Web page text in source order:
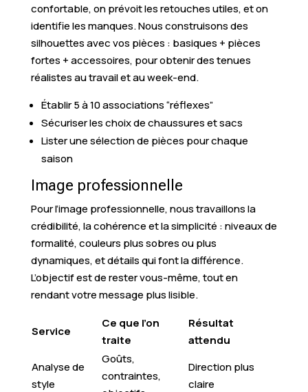
confortable, on prévoit les retouches utiles, et on
identifie les manques. Nous construisons des
silhouettes avec vos pièces : basiques + pièces
fortes + accessoires, pour obtenir des tenues
réalistes au travail et au week-end.
Établir 5 à 10 associations “réflexes”
Sécuriser les choix de chaussures et sacs
Lister une sélection de pièces pour chaque
saison
Image professionnelle
Pour l’image professionnelle, nous travaillons la
crédibilité, la cohérence et la simplicité : niveaux de
formalité, couleurs plus sobres ou plus
dynamiques, et détails qui font la différence.
L’objectif est de rester vous-même, tout en
rendant votre message plus lisible.
Service
Ce que l’on
traite
Résultat
attendu
Analyse de
style
Goûts,
contraintes,
Direction plus
claire